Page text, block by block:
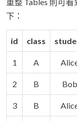
下：
id class
1 A
2 B Bob
3 B